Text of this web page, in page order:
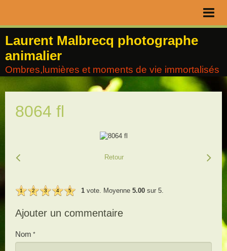
Page d'accueil
Livre d'or
Contact
Album
Agenda
Laurent Malbrecq photographe
animalier
Ombres,lumières et moments de vie immortalisés
8064 fl
Retour
1 2 3 4 5 1 vote. Moyenne 5.00 sur 5.
Ajouter un commentaire
Nom